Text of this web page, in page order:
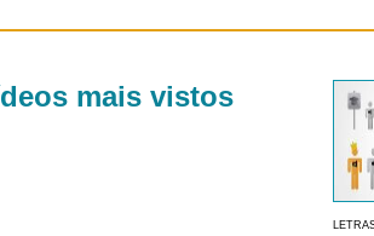
mais vistos